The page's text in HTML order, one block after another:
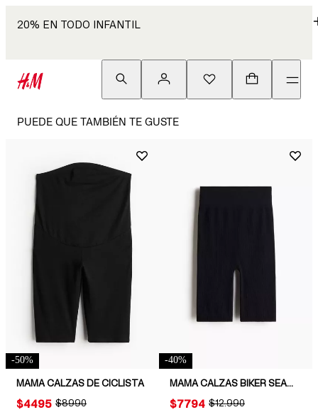
20% EN TODO INFANTIL
PUEDE QUE TAMBIÉN TE GUSTE
-50%
MAMA CALZAS DE CICLISTA
ORIGINAL PRICE:
$8990
PRICE:
$4495
-40%
MAMA CALZAS BIKER SEAMLESS BEFORE & AFTER
ORIGINAL PRICE:
$12.990
PRICE:
$7794